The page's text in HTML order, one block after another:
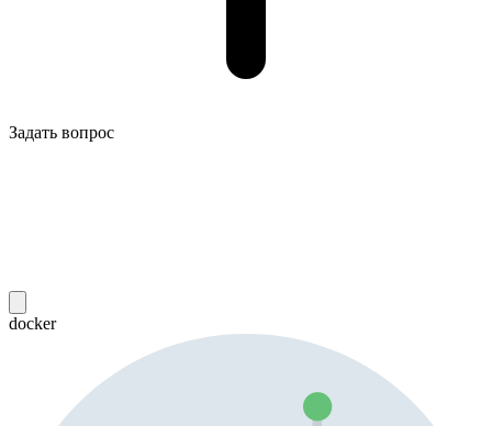
Задать вопрос
docker